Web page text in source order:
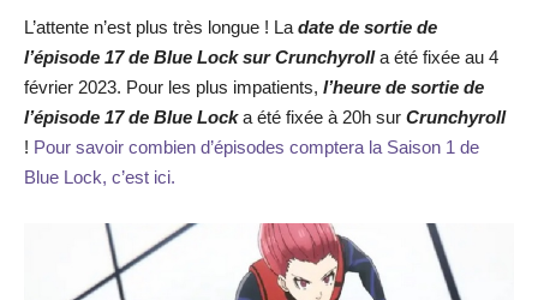
L’attente n’est plus très longue ! La date de sortie de
l’épisode 17 de Blue Locksur Crunchyrolla été fixée au 4
février 2023. Pour les plus impatients, l’heure de sortie de
l’épisode 17 de Blue Locka été fixée à 20h sur Crunchyroll
! Pour savoir combien d’épisodes comptera la Saison 1 de
Blue Lock, c’est ici.